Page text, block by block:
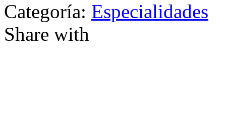
Categoría: Especialidades
Share with